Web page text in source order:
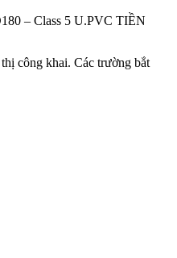
– Class 5 U.PVC TIỀN
công khai. Các trường bắt